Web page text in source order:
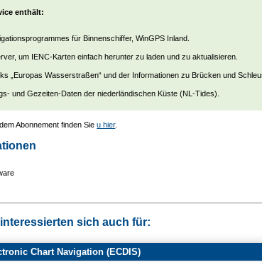
enthält:
für Binnenschiffer, WinGPS Inland.
um IENC-Karten einfach herunter zu laden und zu aktualisieren.
„Europas Wasserstraßen“ und der Informationen zu Brücken und
und Gezeiten-Daten der niederländischen Küste (NL-Tides).
Abonnement finden Sieu hier.
sich auch für:
Chart Navigation (ECDIS)